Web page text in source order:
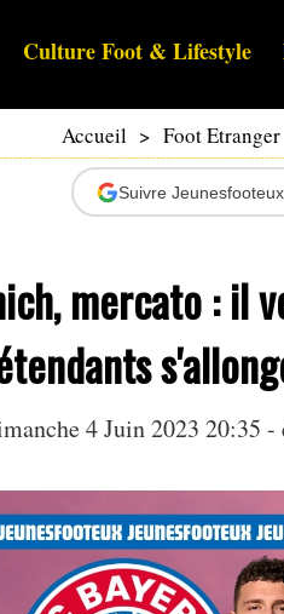
Culture Foot & Lifestyle
Accueil > Foot Etranger
Suivre
mercato : il
4 Juin 2023 20:35